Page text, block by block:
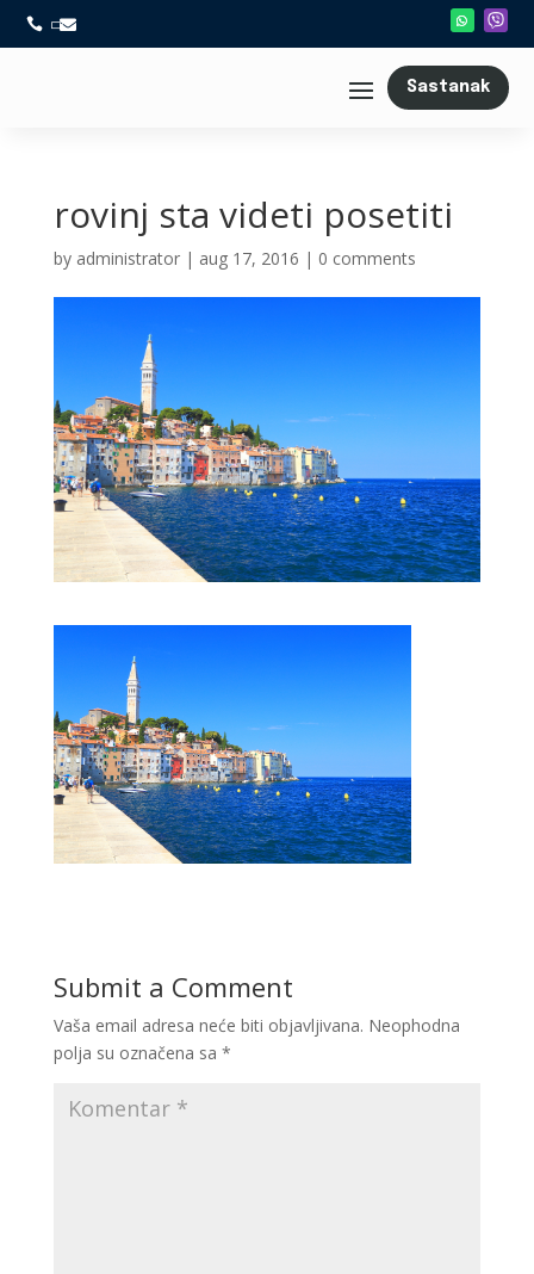
 
Sastanak
rovinj sta videti posetiti
by administrator| aug 17, 2016 | 0 comments
Submit a Comment
Vaša email adresa neće biti objavljivana. Neophodna
polja su označena sa *